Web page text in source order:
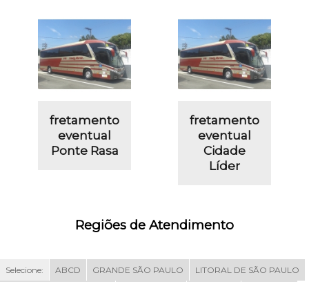
fretamento
eventual
Ponte Rasa
fretamento
eventual
Cidade
Líder
Regiões de Atendimento
Selecione: ABCD GRANDE SÃO PAULO LITORAL DE SÃO PAULO